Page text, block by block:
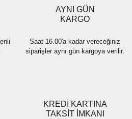
daha pahalı.
olmalı.
AYNI GÜN
KARGO
Saat 16.00'a kadar vereceğiniz
siparişler aynı gün kargoya verilir.
KREDİ KARTINA
TAKSİT İMKANI